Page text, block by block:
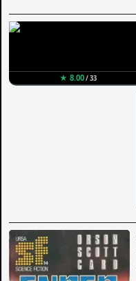
★ 8.00/ 33